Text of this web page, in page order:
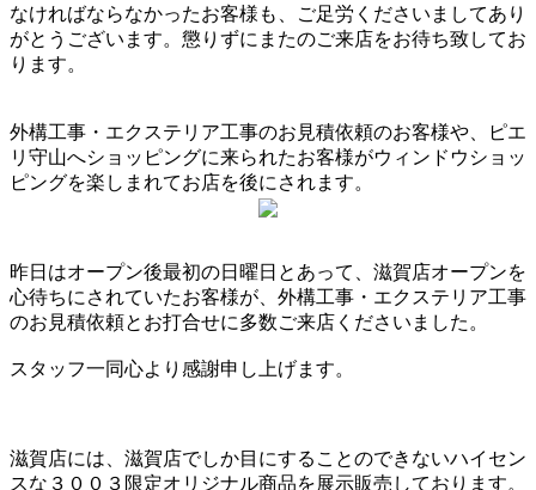
なければならなかったお客様も、ご足労くださいましてあり
がとうございます。懲りずにまたのご来店をお待ち致してお
ります。
外構工事・エクステリア工事のお見積依頼のお客様や、ピエ
リ守山へショッピングに来られたお客様がウィンドウショッ
ピングを楽しまれてお店を後にされます。
昨日はオープン後最初の日曜日とあって、滋賀店オープンを
心待ちにされていたお客様が、外構工事・エクステリア工事
のお見積依頼とお打合せに多数ご来店くださいました。
スタッフ一同心より感謝申し上げます。
滋賀店には、滋賀店でしか目にすることのできないハイセン
スな３００３限定オリジナル商品を展示販売しております。